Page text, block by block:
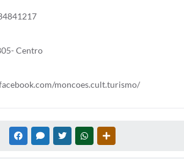
Centro
moncoes.cult.turismo/
FACEBOOKMESSENGER
TWITTERWHATSAPP